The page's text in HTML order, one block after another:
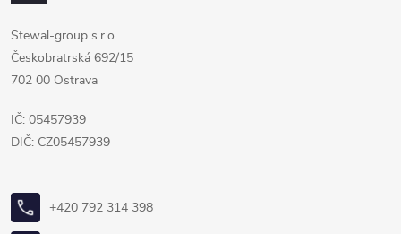
Stewal-group s.r.o.
Českobratrská 692/15
702 00 Ostrava
IČ: 05457939
DIČ: CZ05457939
+420 792 314 398